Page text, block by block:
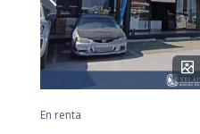
En renta